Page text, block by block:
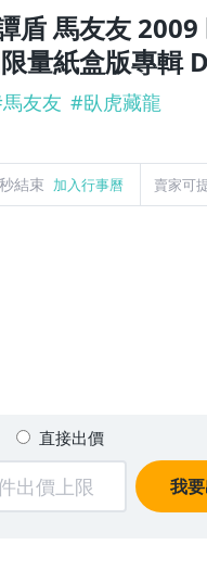
盾 馬友友
量紙盒版專輯
馬友友 #臥虎藏龍
秒結束 加入行事曆 賣家可
直接出價
我